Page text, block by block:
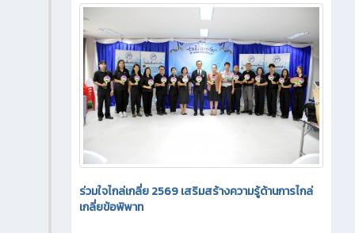
ร่วมใจไกล่เกลี่ย 2569 เสริมสร้างความรู้ด้านการไกล่
เกลี่ยข้อพิพาท